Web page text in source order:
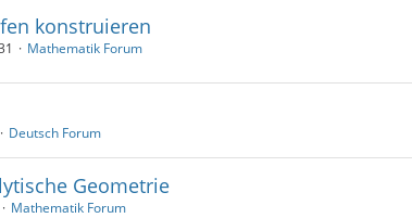
konstruieren
Mathematik Forum
Deutsch Forum
Geometrie
Mathematik Forum